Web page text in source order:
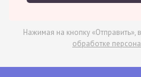
Нажимая на кнопку «Отправить»,
обработке